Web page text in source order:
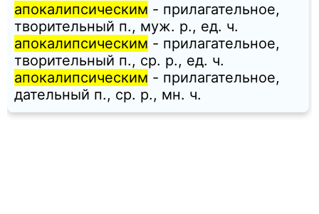
апокалипсическим - прилагательное,
творительный п., муж. p., ед. ч.
апокалипсическим - прилагательное,
творительный п., ср. p., ед. ч.
апокалипсическим - прилагательное,
дательный п., ср. p., мн. ч.